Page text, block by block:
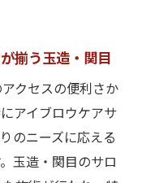
施術プラン
作る新しいメイ
のメイクを楽し
揃う玉造・関目
クセスの便利さか
アイブロウケアサ
のニーズに応える
玉造・関目のサロ